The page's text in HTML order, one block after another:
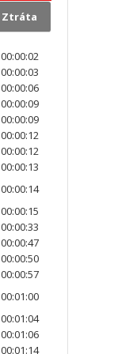
Ztráta
00:00:02
00:00:03
00:00:06
00:00:09
00:00:09
00:00:12
00:00:12
00:00:13
00:00:14
00:00:15
00:00:33
00:00:47
00:00:50
00:00:57
00:01:00
00:01:04
00:01:06
00:01:14